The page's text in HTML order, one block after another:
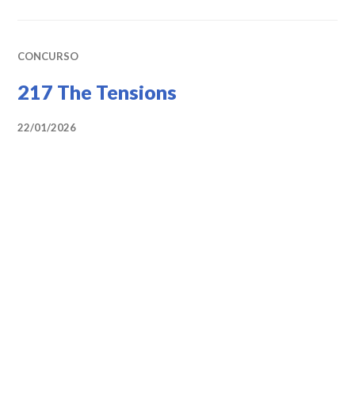
CONCURSO
217 The Tensions
22/01/2026